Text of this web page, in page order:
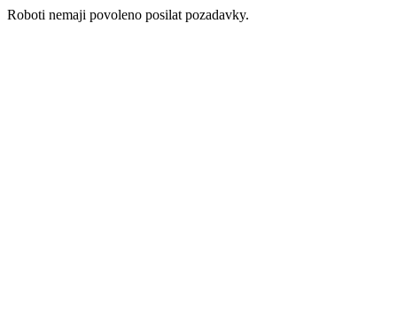
Roboti nemaji povoleno posilat pozadavky.